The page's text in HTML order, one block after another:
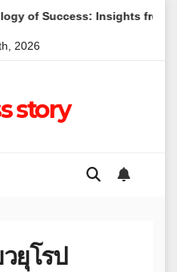
Insights from Leading
2026
story
วยุโรป